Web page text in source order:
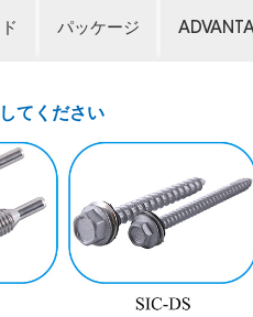
パッケージ
てください